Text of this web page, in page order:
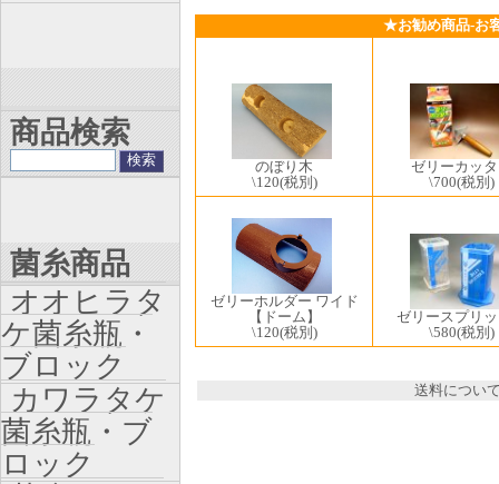
★お勧め商品-お
のぼり木
\120(税別)
ゼリーカッ
\700(税別)
ゼリーホルダー ワイド
【ドーム】
\120(税別)
ゼリースプリ
\580(税別)
送料につい
商品検索
菌糸商品
オオヒラタ
ケ菌糸瓶・
ブロック
カワラタケ
菌糸瓶・ブ
ロック